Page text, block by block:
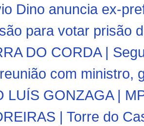
Dino anuncia ex-
para votar prisão
DO CORDA |
com ministro,
LUÍS GONZAGA |
| Torre do